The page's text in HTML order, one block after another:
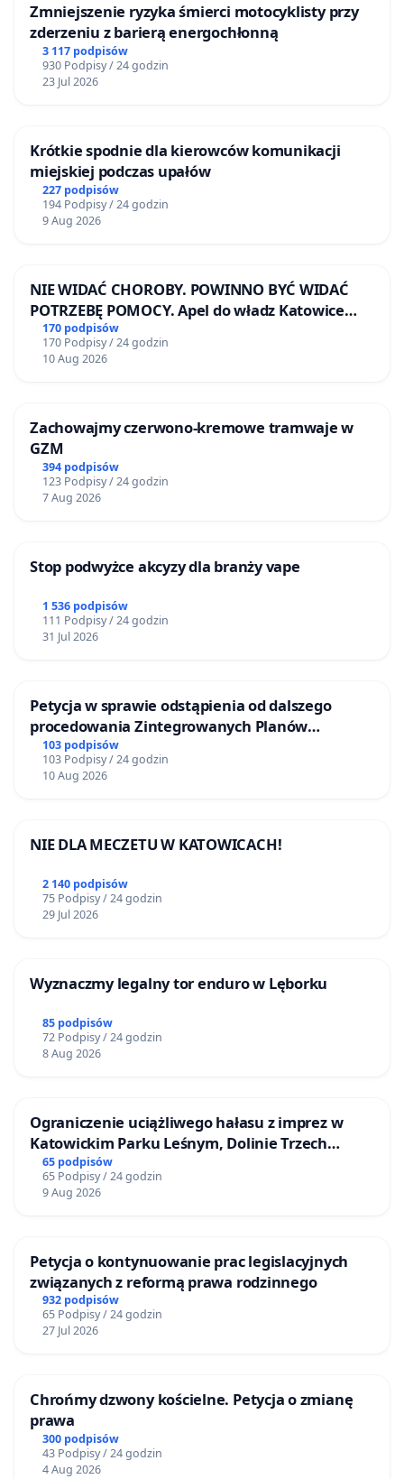
Zmniejszenie ryzyka śmierci motocyklisty przy
zderzeniu z barierą energochłonną
3 117 podpisów
930 Podpisy / 24 godzin
23 Jul 2026
Krótkie spodnie dla kierowców komunikacji
miejskiej podczas upałów
227 podpisów
194 Podpisy / 24 godzin
9 Aug 2026
NIE WIDAĆ CHOROBY. POWINNO BYĆ WIDAĆ
POTRZEBĘ POMOCY. Apel do władz Katowice
Airport o przystąpienie do programu HIDDEN
DISABILITIES SUNFLOWER – SŁONECZNIK –
UKRYTE NIEPEŁNOSPRAWNOŚCI
170 podpisów
170 Podpisy / 24 godzin
10 Aug 2026
Zachowajmy czerwono-kremowe tramwaje w
GZM
394 podpisów
123 Podpisy / 24 godzin
7 Aug 2026
Stop podwyżce akcyzy dla branży vape
1 536 podpisów
111 Podpisy / 24 godzin
31 Jul 2026
Petycja w sprawie odstąpienia od dalszego
procedowania Zintegrowanych Planów
Inwestycyjnych „Myślenice – Barnasiówka” oraz
„Myślenice – Bukówka”
103 podpisów
103 Podpisy / 24 godzin
10 Aug 2026
NIE DLA MECZETU W KATOWICACH!
2 140 podpisów
75 Podpisy / 24 godzin
29 Jul 2026
Wyznaczmy legalny tor enduro w Lęborku
85 podpisów
72 Podpisy / 24 godzin
8 Aug 2026
Ograniczenie uciążliwego hałasu z imprez w
Katowickim Parku Leśnym, Dolinie Trzech
Stawów i na Lotnisku Muchowiec
65 podpisów
65 Podpisy / 24 godzin
9 Aug 2026
Petycja o kontynuowanie prac legislacyjnych
związanych z reformą prawa rodzinnego
932 podpisów
65 Podpisy / 24 godzin
27 Jul 2026
Chrońmy dzwony kościelne. Petycja o zmianę
prawa
300 podpisów
43 Podpisy / 24 godzin
4 Aug 2026